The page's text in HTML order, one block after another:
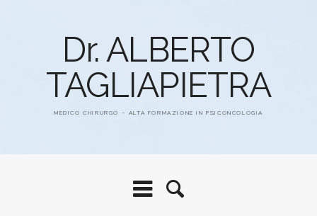
Dr. ALBERTO
TAGLIAPIETRA
MEDICO CHIRURGO – ALTA FORMAZIONE IN PSICONCOLOGIA